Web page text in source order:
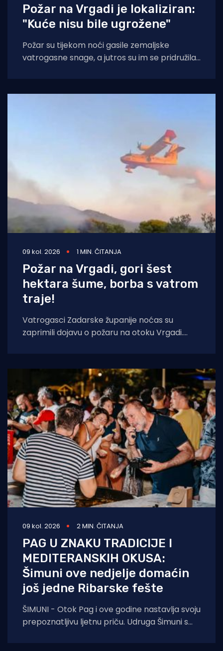
Požar na Vrgadi je lokaliziran:
"Kuće nisu bile ugrožene"
Požar su tijekom noći gasile zemaljske
vatrogasne snage, a jutros su im se pridružila i
09 kol. 2026 1 MIN. ČITANJA
Požar na Vrgadi, gori šest
hektara šume, borba s vatrom
traje!
Vatrogasci Zadarske županije noćas su
zaprimili dojavu o požaru na otoku Vrgadi.
09 kol. 2026 2 MIN. ČITANJA
PAG U ZNAKU TRADICIJE I
MEDITERANSKIH OKUSA:
Šimuni ove nedjelje domaćin
još jedne Ribarske fešte
ŠIMUNI - Otok Pag i ove godine nastavlja svoju
prepoznatljivu ljetnu priču. Udruga Šimuni s